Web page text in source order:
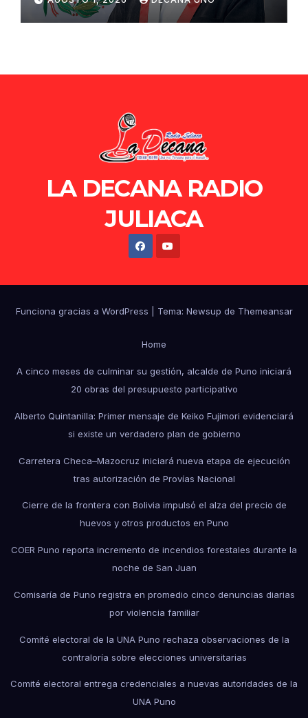
de Ollanta Humala
LA DECANA RADIO
JULIACA
Funciona gracias a WordPress Tema: Newsup de Themeansar
Home
A cinco meses de culminar su gestión, alcalde de Puno iniciará
20 obras del presupuesto participativo
Alberto Quintanilla: Primer mensaje de Keiko Fujimori evidenciará
si existe un verdadero plan de gobierno
Carretera Checa–Mazocruz iniciará nueva etapa de ejecución
tras autorización de Provías Nacional
Cierre de la frontera con Bolivia impulsó el alza del precio de
huevos y otros productos en Puno
COER Puno reporta incremento de incendios forestales durante la
noche de San Juan
Comisaría de Puno registra en promedio cinco denuncias diarias
por violencia familiar
Comité electoral de la UNA Puno rechaza observaciones de la
contraloría sobre elecciones universitarias
Comité electoral entrega credenciales a nuevas autoridades de la
UNA Puno